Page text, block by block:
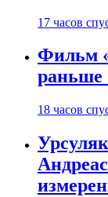
17 часов
Фильм
раньше
18 часов